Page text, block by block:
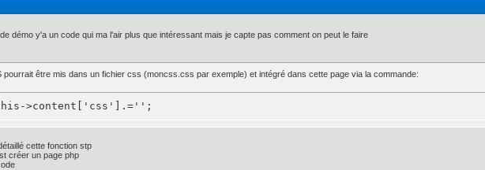
radius: 5px 5px 0px 0px;
moz-border-radius: 5px 5px 0px 0px;
webkit-border-radius: 5px 5px 0px 0px;
démo y'a un code qui ma l'air plus que intéressant mais je capte pas comment on peut le faire
pourrait être mis dans un fichier css (moncss.css par exemple) et intégré dans cette page via la commande:
>content['css'].='';
cette fonction stp
créer un page php